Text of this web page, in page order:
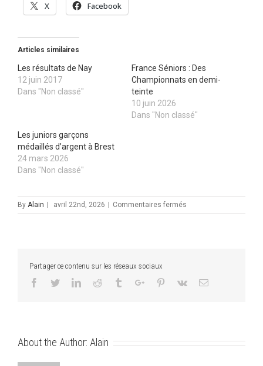
X Facebook
Articles similaires
Les résultats de Nay
12 juin 2017
Dans "Non classé"
France Séniors : Des
Championnats en demi-
teinte
10 juin 2026
Dans "Non classé"
Les juniors garçons
médaillés d’argent à Brest
24 mars 2026
Dans "Non classé"
By Alain avril 22nd, 2026 Commentaires fermés
Hugo
Sébastian
Partager ce contenu sur les réseaux sociaux
Facebook
TwitterLinkedinReddit TumblrGoogle+Pinterest
Vk Email
About the Author: Alain